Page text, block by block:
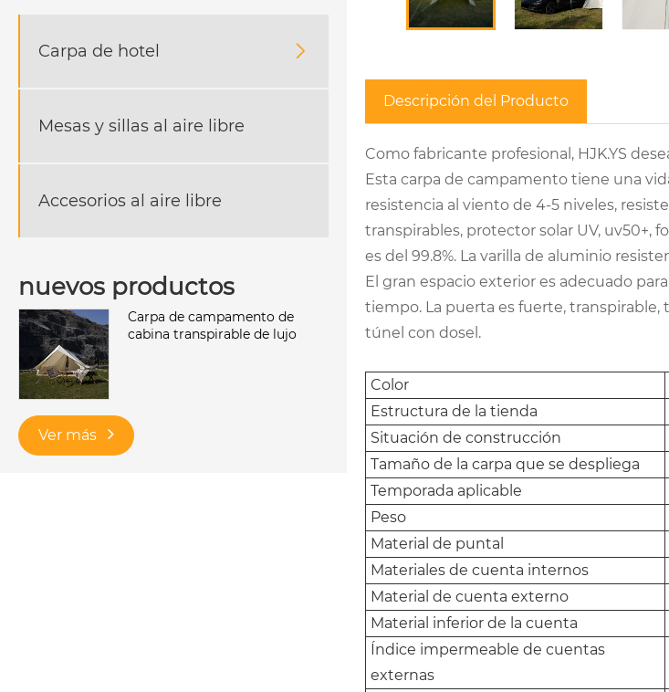
Carpa de hotel 
Mesas y sillas al aire libre
Accesorios al aire libre
nuevos productos
Carpa de campamento de
cabina transpirable de lujo
Ver más
Descripción del Producto
Como fabricante profesional, HJK.YS
Esta carpa de campamento tiene una
resistencia al viento de 4-5 niveles,
transpirables, protector solar UV, uv50+,
es del 99.8%. La varilla de aluminio
El gran espacio exterior es adecuado
tiempo. La puerta es fuerte, transpirable,
túnel con dosel.
Color
Estructura de la tienda
Situación de construcción
Tamaño de la carpa que se despliega
Temporada aplicable
Peso
Material de puntal
Materiales de cuenta internos
Material de cuenta externo
Material inferior de la cuenta
Índice impermeable de cuentas
externas